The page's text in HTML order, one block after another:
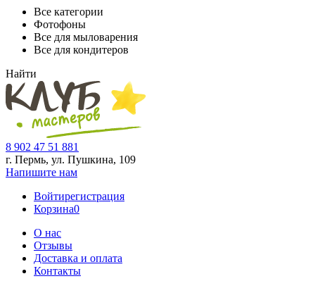
Все категории
Фотофоны
Все для мыловарения
Все для кондитеров
Найти
8 902 47 51 881
г. Пермь, ул. Пушкина, 109
Напишите нам
Войтирегистрация
Корзина0
О нас
Отзывы
Доставка и оплата
Контакты